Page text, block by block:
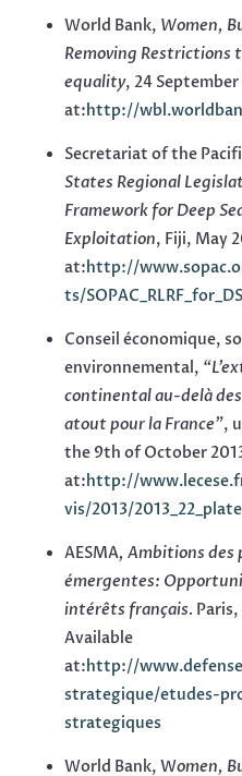
World Bank, Women,
Removing Restrictions
equality, 24
at:http://
Secretariat of the
States Regional
Framework for Deep
Exploitation, Fiji, May
at:http://
ts/
Conseil économique,
environnemental,
continental au-delà
atout pour la France”,
the 9th of October
at:http://
vis/2013/
AESMA, Ambitions des
émergentes:
intérêts français.
Available
at:http://
strategique/etudes-
strategiques
World Bank, Women,